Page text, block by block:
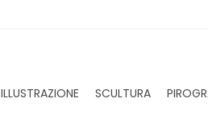
ILLUSTRAZIONE SCULTURA